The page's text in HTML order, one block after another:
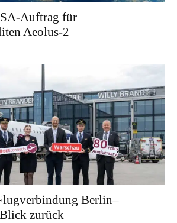
Auftrag für
Aeolus-2
Berlin–
zurück